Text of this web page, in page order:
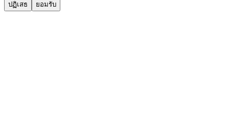
ปฏิเสธ ยอมรับ